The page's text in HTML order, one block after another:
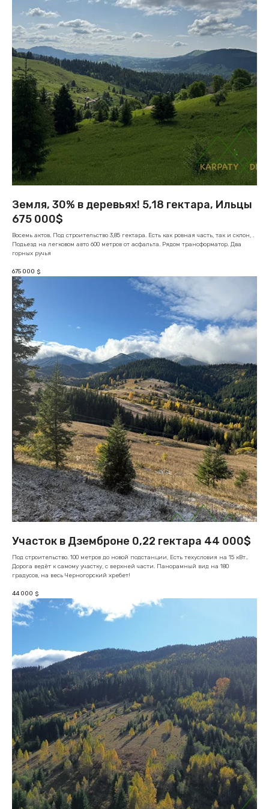
Земля, 30% в деревьях! 5,18 гектара, Ильцы
675 000$
Восемь актов. Под строительство 3,85 гектара. Есть как ровная часть, так и склон, .
Подьезд на легковом авто 600 метров от асфальта. Рядом трансформатор. Два
горных ручья
675 000 $
Участок в Дземброне 0,22 гектара 44 000$
Под строительство. 100 метров до новой подстанции, Есть техусловия на 15 кВт..
Дорога ведёт к самому участку, с верхней части. Панорамный вид на 180
градусов, на весь Черногорский хребет!
44 000 $